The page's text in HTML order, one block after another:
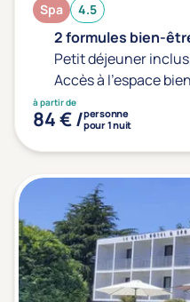
Spa 4.5
2 formules bien-
Petit déjeuner inclus
Accès à l'espace
à partir de
84 € /personne
pour 1 nuit